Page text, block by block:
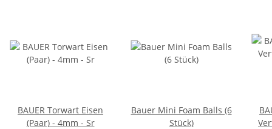
BAUER Torwart Eisen
(Paar) - 4mm - Sr
Bauer Mini Foam Balls (6
Stück)